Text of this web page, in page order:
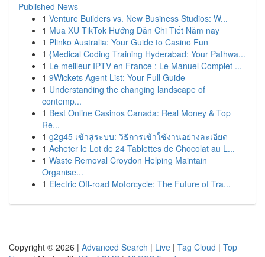
Published News
1 Venture Builders vs. New Business Studios: W...
1 Mua XU TikTok Hướng Dẫn Chi Tiết Năm nay
1 Plinko Australia: Your Guide to Casino Fun
1 {Medical Coding Training Hyderabad: Your Pathwa...
1 Le meilleur IPTV en France : Le Manuel Complet ...
1 9Wickets Agent List: Your Full Guide
1 Understanding the changing landscape of
contemp...
1 Best Online Casinos Canada: Real Money & Top
Re...
1 g2g45 เข้าสู่ระบบ: วิธีการเข้าใช้งานอย่างละเอียด
1 Acheter le Lot de 24 Tablettes de Chocolat au L...
1 Waste Removal Croydon Helping Maintain
Organise...
1 Electric Off-road Motorcycle: The Future of Tra...
Copyright © 2026 | Advanced Search | Live | Tag Cloud | Top